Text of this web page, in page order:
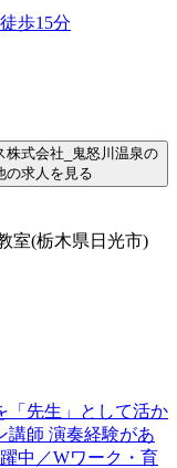
歩15分
株式会社_鬼怒川温泉の
の求人を見る
室(栃木県日光市)
「先生」として活か
講師 演奏経験があ
中／Wワーク・育